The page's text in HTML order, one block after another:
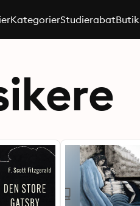
KategorierStudierabatButik